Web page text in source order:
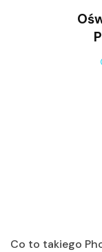
Co to takiego